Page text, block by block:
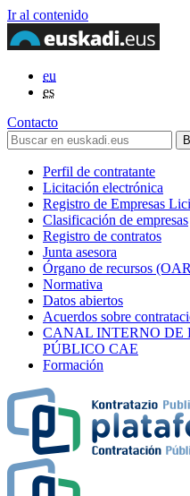
Ir al contenido
eu
es
Contacto
Perfil de contratante
Licitación electrónica
Registro de Empresas
Clasificación de empresas
Registro de contratos
Junta asesora
Órgano de recursos
Normativa
Datos abiertos
Acuerdos sobre
CANAL INTERNO DE
PÚBLICO CAE
Formación